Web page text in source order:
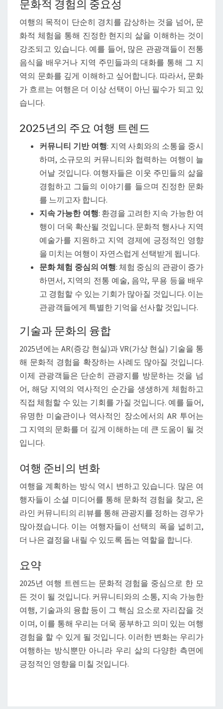
여
행
의
새
로
운
이
문화적 경험의 중요성
여행의 목적이 단순히 경치를 감상하는 것을 넘어, 문
화적 체험을 통해 진정한 현지의 삶을 이해하는 것이
강조되고 있습니다. 예를 들어, 많은 관광객들이 전통
음식을 배우거나 지역 주민들과의 대화를 통해 그 지
역의 문화를 깊게 이해하고 싶어합니다. 따라서, 문화
가 흐르는 여행은 더 이상 선택이 아닌 필수가 되고 있
습니다.
2025년의 주요 여행 트렌드
커뮤니티 기반 여행: 지역 사회와의 소통을 중시
하며, 소규모의 커뮤니티와 협력하는 여행이 늘
어날 것입니다. 여행자들은 이웃 주민들의 삶을
경험하고 그들의 이야기를 들으며 진정한 문화
를 느끼고자 합니다.
지속 가능한 여행: 환경을 고려한 지속 가능한 여
행이 더욱 확산될 것입니다. 문화적 행사나 지역
예술가를 지원하고 지역 경제에 긍정적인 영향
을 미치는 여행이 자연스럽게 선택받게 됩니다.
문화 체험 중심의 여행: 체험 중심의 관광이 증가
하면서, 지역의 전통 예술, 음악, 무용 등을 배우
고 경험할 수 있는 기회가 많아질 것입니다. 이는
관광객들에게 특별한 기억을 선사할 것입니다.
기술과 문화의 융합
2025년에는 AR(증강 현실)과 VR(가상 현실) 기술을 통
해 문화적 경험을 확장하는 사례도 많아질 것입니다.
이제 관광객들은 단순히 관광지를 방문하는 것을 넘
어, 해당 지역의 역사적인 순간을 생생하게 체험하고
직접 체험할 수 있는 기회를 가질 것입니다. 예를 들어,
유명한 미술관이나 역사적인 장소에서의 AR 투어는
그 지역의 문화를 더 깊게 이해하는 데 큰 도움이 될 것
입니다.
여행 준비의 변화
여행을 계획하는 방식 역시 변하고 있습니다. 많은 여
행자들이 소셜 미디어를 통해 문화적 경험을 찾고, 온
라인 커뮤니티의 리뷰를 통해 관광지를 정하는 경우가
많아졌습니다. 이는 여행자들이 선택의 폭을 넓히고,
더 나은 결정을 내릴 수 있도록 돕는 역할을 합니다.
요약
2025년 여행 트렌드는 문화적 경험을 중심으로 한 모
든 것이 될 것입니다. 커뮤니티와의 소통, 지속 가능한
여행, 기술과의 융합 등이 그 핵심 요소로 자리잡을 것
이며, 이를 통해 우리는 더욱 풍부하고 의미 있는 여행
경험을 할 수 있게 될 것입니다. 이러한 변화는 우리가
여행하는 방식뿐만 아니라 우리 삶의 다양한 측면에
긍정적인 영향을 미칠 것입니다.